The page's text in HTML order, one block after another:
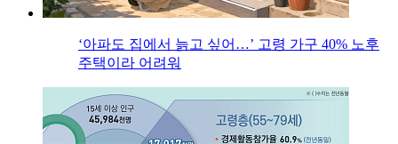
‘아파도 집에서 늙고 싶어…’ 고령 가구 40% 노후
주택이라 어려워